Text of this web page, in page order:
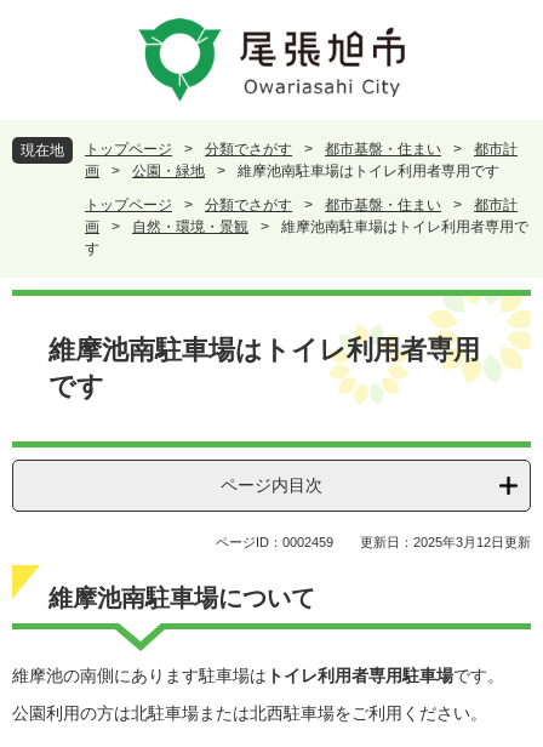
頭
で
飛
ば
へ
現在地 トップページ > 分類でさがす > 都市基盤・住まい >
都市計
画
> 公園・緑地 >
維摩池南駐車場はトイレ利用者専用です
トップページ
> 分類でさがす > 都市基盤・住まい >
都市計
画
> 自然・環境・景観 >
維摩池南駐車場はトイレ利用者専用で
す
本
維摩池南駐車場はトイレ利用者専用
です
ページ内目次
ページID：0002459 更新日：2025年3月12日更新
維摩池南駐車場について
維摩池の南側にあります駐車場は トイレ利用者専用駐車場です。
公園利用の方は北駐車場または北西駐車場をご利用ください。